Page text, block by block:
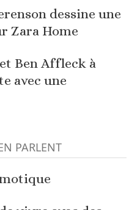
dessine une
Zara Home
Ben Affleck à
avec une
PARLENT